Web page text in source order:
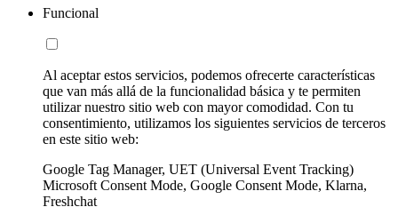
Funcional
Al aceptar estos servicios, podemos ofrecerte características
que van más allá de la funcionalidad básica y te permiten
utilizar nuestro sitio web con mayor comodidad. Con tu
consentimiento, utilizamos los siguientes servicios de terceros
en este sitio web:
Google Tag Manager, UET (Universal Event Tracking)
Microsoft Consent Mode, Google Consent Mode, Klarna,
Freshchat